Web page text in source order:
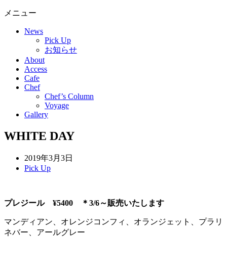
メニュー
News
Pick Up
お知らせ
About
Access
Cafe
Chef
Chef’s Column
Voyage
Gallery
WHITE DAY
2019年3月3日
Pick Up
プレジール ¥5400 ＊3/6～販売いたします
マンディアン、オレンジコンフィ、オランジェット、プラリ
ネバー、アールグレー